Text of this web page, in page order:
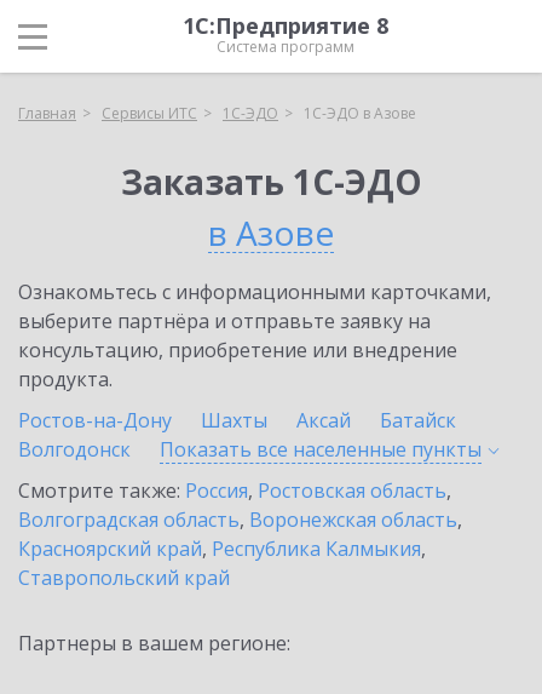
1С:Предприятие 8
Система программ
Главная Сервисы ИТС 1С-ЭДО 1С-ЭДО в Азове
Заказать 1С-ЭДО
в Азове
Ознакомьтесь с информационными карточками,
выберите партнёра и отправьте заявку на
консультацию, приобретение или внедрение
продукта.
Ростов-на-Дону
Шахты Аксай
Батайск
Волгодонск
Показать все населенные пункты
Смотрите также: Россия, Ростовская область,
Волгоградская область, Воронежская область,
Красноярский край, Республика Калмыкия,
Ставропольский край
Партнеры в вашем регионе: